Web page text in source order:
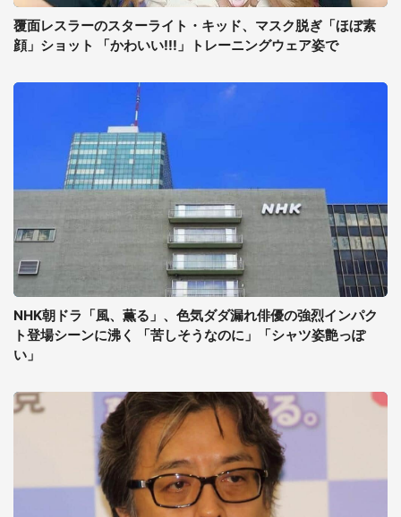
覆面レスラーのスターライト・キッド、マスク脱ぎ「ほぼ素
顔」ショット 「かわいい!!!」トレーニングウェア姿で
NHK朝ドラ「風、薫る」、色気ダダ漏れ俳優の強烈インパク
ト登場シーンに沸く 「苦しそうなのに」「シャツ姿艶っぽ
い」